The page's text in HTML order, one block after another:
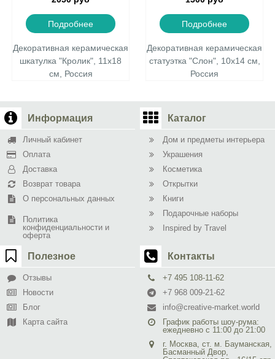
Подробнее
Декоративная керамическая
шкатулка "Кролик", 11х18
см, Россия
Подробнее
Декоративная керамическая
статуэтка "Слон", 10х14 см,
Россия
Информация
Личный кабинет
Оплата
Доставка
Возврат товара
О персональных данных
Политика
конфиденциальности и
оферта
Каталог
Дом и предметы интерьера
Украшения
Косметика
Открытки
Книги
Подарочные наборы
Inspired by Travel
Полезное
Отзывы
Новости
Блог
Карта сайта
Контакты
+7 495 108-11-62
+7 968 009-21-62
info@creative-market.world
График работы шоу-рума:
ежедневно с 11:00 до 21:00
г. Москва, ст. м. Бауманская,
Басманный Двор,